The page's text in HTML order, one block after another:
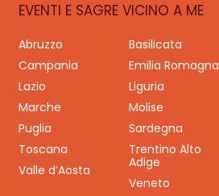
EVENTI E SAGRE VICINO A ME
Abruzzo Basilicata
Campania
Emilia Romagna
Lazio
Liguria
Marche
Molise
Puglia
Sardegna
Toscana
Trentino Alto
Adige
Valle d’Aosta
Veneto